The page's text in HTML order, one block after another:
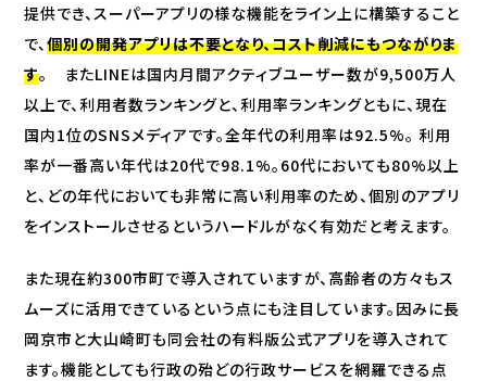
提供でき、スーパーアプリの様な機能をライン上に構築すること
で、個別の開発アプリは不要となり、コスト削減にもつながりま
す。 またLINEは国内月間アクティブユーザー数が9,500万人
以上で、利用者数ランキングと、利用率ランキングともに、現在
国内1位のSNSメディアです。全年代の利用率は92.5%。 利用
率が一番高い年代は20代で98.1%。60代においても80%以上
と、どの年代においても非常に高い利用率のため、個別のアプリ
をインストールさせるというハードルがなく有効だと考えます。
また現在約300市町で導入されていますが、高齢者の方々もス
ムーズに活用できているという点にも注目しています。因みに長
岡京市と大山崎町も同会社の有料版公式アプリを導入されて
ます。機能としても行政の殆どの行政サービスを網羅できる点